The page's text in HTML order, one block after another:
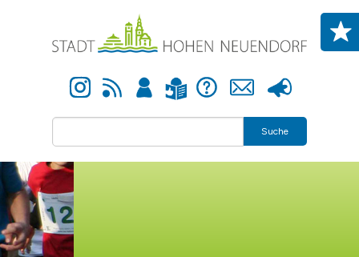
Instagram Newsfeed Anmelden Leichte Sprache Hilfe Kontakt Presse
Suche